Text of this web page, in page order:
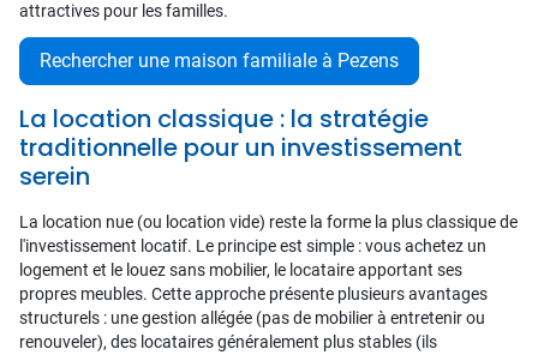
attractives pour les familles.
Rechercher une maison familiale à Pezens
La location classique : la stratégie
traditionnelle pour un investissement
serein
La location nue (ou location vide) reste la forme la plus classique de
l'investissement locatif. Le principe est simple : vous achetez un
logement et le louez sans mobilier, le locataire apportant ses
propres meubles. Cette approche présente plusieurs avantages
structurels : une gestion allégée (pas de mobilier à entretenir ou
renouveler), des locataires généralement plus stables (ils